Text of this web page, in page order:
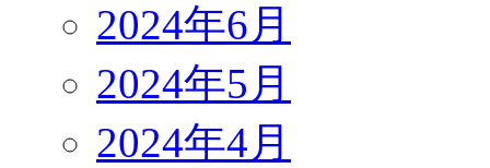
2024年6月
2024年5月
2024年4月